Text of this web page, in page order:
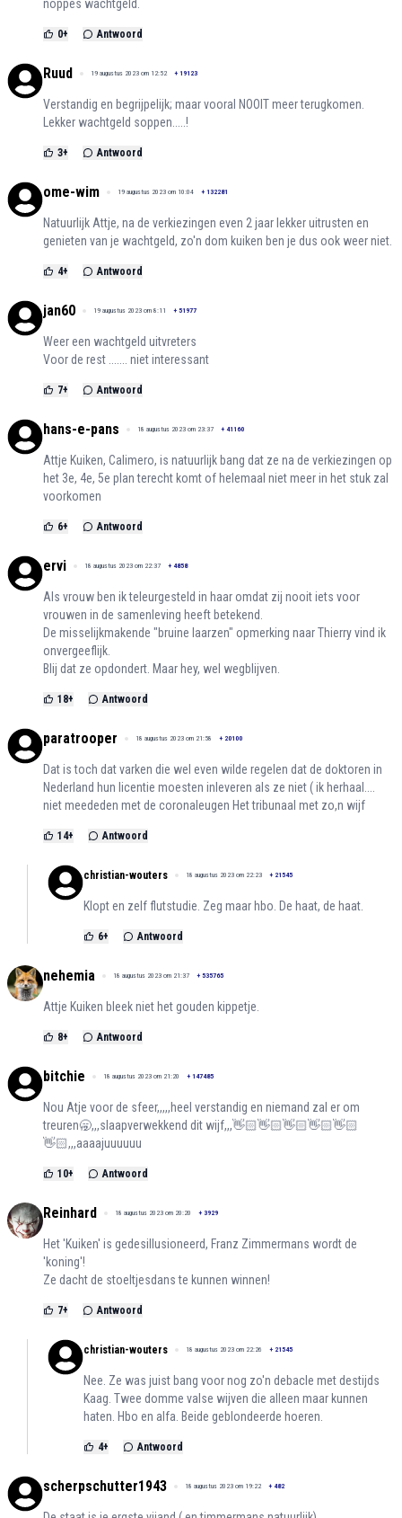
noppes wachtgeld.
0+ Antwoord
Ruud 19 augustus 2023 om 12:52 + 19123
Verstandig en begrijpelijk; maar vooral NOOIT meer terugkomen.
Lekker wachtgeld soppen.....!
3+ Antwoord
ome-wim 19 augustus 2023 om 10:04 + 132281
Natuurlijk Attje, na de verkiezingen even 2 jaar lekker uitrusten en
genieten van je wachtgeld, zo'n dom kuiken ben je dus ook weer niet.
4+ Antwoord
jan60 19 augustus 2023 om 8:11 + 51977
Weer een wachtgeld uitvreters
Voor de rest ....... niet interessant
7+ Antwoord
hans-e-pans 18 augustus 2023 om 23:37 + 41160
Attje Kuiken, Calimero, is natuurlijk bang dat ze na de verkiezingen op
het 3e, 4e, 5e plan terecht komt of helemaal niet meer in het stuk zal
voorkomen
6+ Antwoord
ervi 18 augustus 2023 om 22:37 + 4858
Als vrouw ben ik teleurgesteld in haar omdat zij nooit iets voor
vrouwen in de samenleving heeft betekend.
De misselijkmakende "bruine laarzen" opmerking naar Thierry vind ik
onvergeeflijk.
Blij dat ze opdondert. Maar hey, wel wegblijven.
18+ Antwoord
paratrooper 18 augustus 2023 om 21:58 + 20100
Dat is toch dat varken die wel even wilde regelen dat de doktoren in
Nederland hun licentie moesten inleveren als ze niet ( ik herhaal....
niet meededen met de coronaleugen Het tribunaal met zo,n wijf
14+ Antwoord
christian-wouters 18 augustus 2023 om 22:23 + 21545
Klopt en zelf flutstudie. Zeg maar hbo. De haat, de haat.
6+ Antwoord
nehemia 18 augustus 2023 om 21:37 + 535765
Attje Kuiken bleek niet het gouden kippetje.
8+ Antwoord
bitchie 18 augustus 2023 om 21:20 + 147485
Nou Atje voor de sfeer,,,,,heel verstandig en niemand zal er om
treuren🥱,,,slaapverwekkend dit wijf,,,👋🏻👋🏻👋🏻👋🏻👋🏻
👋🏻,,,aaaajuuuuuu
10+ Antwoord
Reinhard 18 augustus 2023 om 20:20 + 3929
Het 'Kuiken' is gedesillusioneerd, Franz Zimmermans wordt de
'koning'!
Ze dacht de stoeltjesdans te kunnen winnen!
7+ Antwoord
christian-wouters 18 augustus 2023 om 22:26 + 21545
Nee. Ze was juist bang voor nog zo'n debacle met destijds
Kaag. Twee domme valse wijven die alleen maar kunnen
haten. Hbo en alfa. Beide geblondeerde hoeren.
4+ Antwoord
scherpschutter1943 18 augustus 2023 om 19:22 + 482